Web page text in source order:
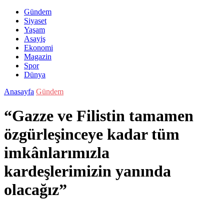
Gündem
Siyaset
Yaşam
Asayiş
Ekonomi
Magazin
Spor
Dünya
Anasayfa Gündem
“Gazze ve Filistin tamamen
özgürleşinceye kadar tüm
imkânlarımızla
kardeşlerimizin yanında
olacağız”